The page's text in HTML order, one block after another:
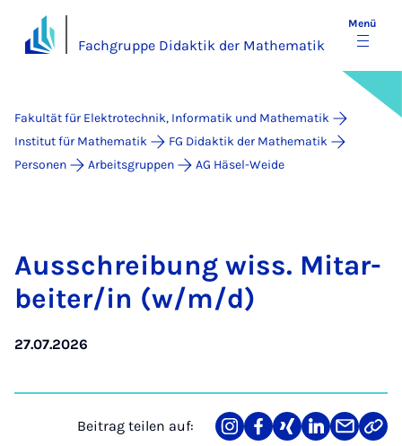
Fachgruppe Didaktik der Mathematik
Menü
Fakultät für Elektrotechnik, Informatik und Mathematik
Institut für Mathematik
FG Didaktik der Mathematik
Personen
Arbeitsgruppen AG Häsel-Weide
Aus­schrei­bung wiss. Mit­a­r­
bei­ter/in (w/m/d)
27.07.2026
Beitrag teilen auf:
TeilenTeilenTeilenTeilenTeilenLink